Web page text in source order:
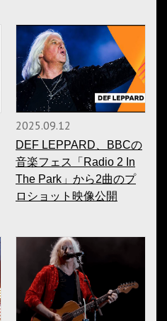
2025.09.12
DEF LEPPARD、BBCの
音楽フェス「Radio 2 In
The Park」から2曲のプ
ロショット映像公開